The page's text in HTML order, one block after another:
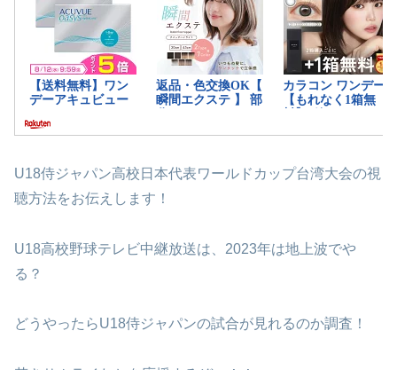
U18侍ジャパン高校日本代表ワールドカップ台湾大会の視
聴方法をお伝えします！
U18高校野球テレビ中継放送は、2023年は地上波でや
る？
どうやったらU18侍ジャパンの試合が見れるのか調査！